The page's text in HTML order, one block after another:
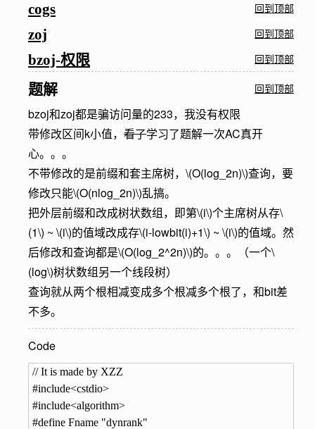
cogs 回到顶部
zoj 回到顶部
bzoj-权限 回到顶部
题解 回到顶部
bzoj和zoj都是骗访问量的233，我没有权限
带修改区间k小值， 看了学习了题解一次AC真开
心。。。
不带修改的是前缀和套主席树， \(O(log_2n)\)查询，要
修改只能\(O(nlog_2n)\)乱搞。
把外层前缀和改成树状数组，即第\(i\)个主席树从存\
(1\) ~ \(i\)的值域改成存\(i-lowbit(i)+1\) ~ \(i\)的值域。然
后修改和查询都是\(O(log_2^2n)\)的。。。（一个\
(log\)树状数组另一个线段树）
查询就从两个根相减变成多个根减多个根了，和bit差
不多。
Code
// It is made by XZZ
#include<cstdio>
#include<algorithm>
#define Fname "dynrank"